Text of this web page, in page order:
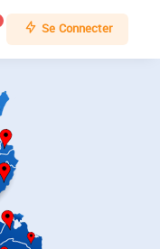
Se Connecter